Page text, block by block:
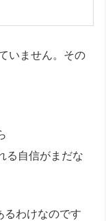
いません。その
る自信がまだな
るわけなのです